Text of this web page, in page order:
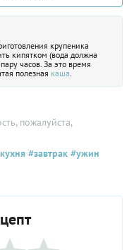
крупеника
кипятком (вода должна
часов. За это время
полезная каша.
пожалуйста,
#завтрак #ужин